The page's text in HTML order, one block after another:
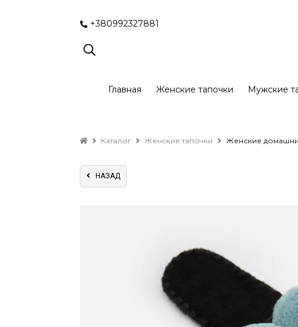
+380992327881
Главная Женские тапочки Мужские
Каталог Женские тапочки Женские
НАЗАД